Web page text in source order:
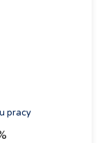
pracy